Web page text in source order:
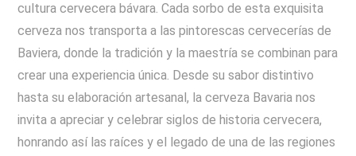
cultura cervecera bávara. Cada sorbo de esta exquisita
cerveza nos transporta a las pintorescas cervecerías de
Baviera, donde la tradición y la maestría se combinan para
crear una experiencia única. Desde su sabor distintivo
hasta su elaboración artesanal, la cerveza Bavaria nos
invita a apreciar y celebrar siglos de historia cervecera,
honrando así las raíces y el legado de una de las regiones